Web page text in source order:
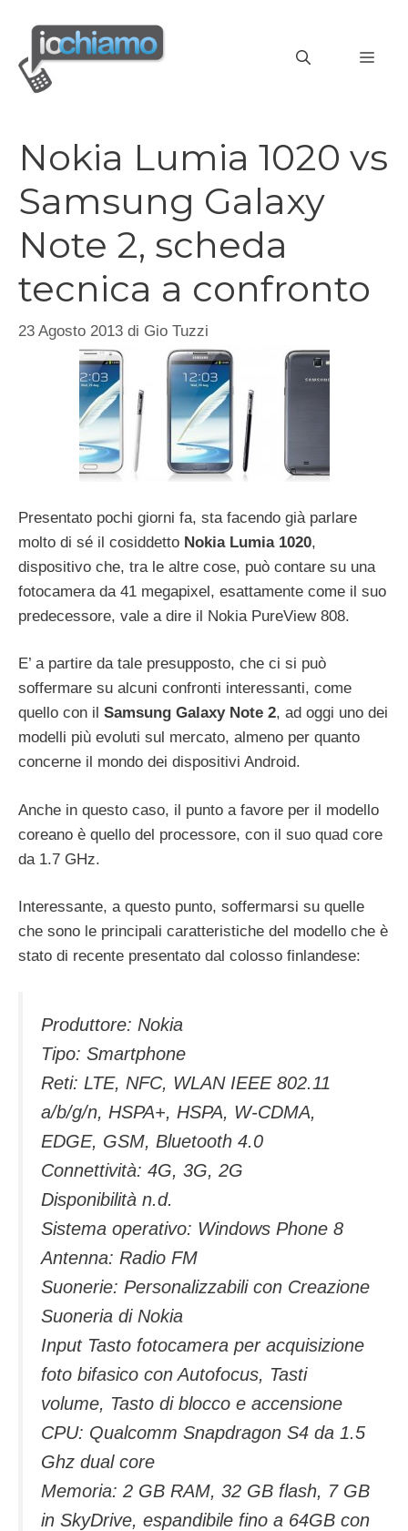
contenuto
Nokia Lumia 1020 vs
Samsung Galaxy
Note 2, scheda
tecnica a confronto
23 Agosto 2013 di Gio Tuzzi
Presentato pochi giorni fa, sta facendo già parlare
molto di sé il cosiddetto Nokia Lumia 1020,
dispositivo che, tra le altre cose, può contare su una
fotocamera da 41 megapixel, esattamente come il suo
predecessore, vale a dire il Nokia PureView 808.
E’ a partire da tale presupposto, che ci si può
soffermare su alcuni confronti interessanti, come
quello con il Samsung Galaxy Note 2, ad oggi uno dei
modelli più evoluti sul mercato, almeno per quanto
concerne il mondo dei dispositivi Android.
Anche in questo caso, il punto a favore per il modello
coreano è quello del processore, con il suo quad core
da 1.7 GHz.
Interessante, a questo punto, soffermarsi su quelle
che sono le principali caratteristiche del modello che è
stato di recente presentato dal colosso finlandese:
Produttore: Nokia
Tipo: Smartphone
Reti: LTE, NFC, WLAN IEEE 802.11
a/b/g/n, HSPA+, HSPA, W-CDMA,
EDGE, GSM, Bluetooth 4.0
Connettività: 4G, 3G, 2G
Disponibilità n.d.
Sistema operativo: Windows Phone 8
Antenna: Radio FM
Suonerie: Personalizzabili con Creazione
Suoneria di Nokia
Input Tasto fotocamera per acquisizione
foto bifasico con Autofocus, Tasti
volume, Tasto di blocco e accensione
CPU: Qualcomm Snapdragon S4 da 1.5
Ghz dual core
Memoria: 2 GB RAM, 32 GB flash, 7 GB
in SkyDrive, espandibile fino a 64GB con